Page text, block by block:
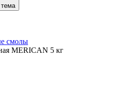
смолы
MERICAN 5 кг